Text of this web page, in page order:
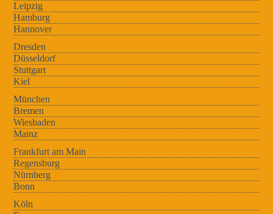
Leipzig
Hamburg
Hannover
Dresden
Düsseldorf
Stuttgart
Kiel
München
Bremen
Wiesbaden
Mainz
Frankfurt am Main
Regensburg
Nürnberg
Bonn
Köln